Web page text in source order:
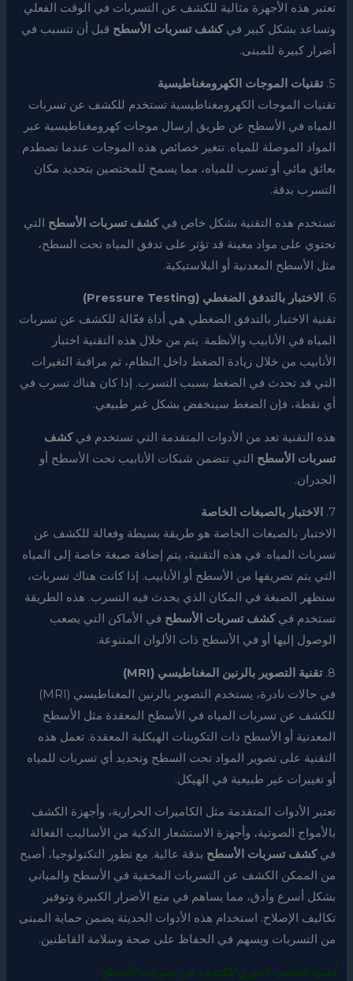
تعتبر هذه الأجهزة مثالية للكشف عن التسربات في الوقت الفعلي
وتساعد بشكل كبير فيكشف تسربات الأسطح قبل أن تتسبب في
أضرار كبيرة للمبنى.
5. تقنيات الموجات الكهرومغناطيسية
تقنيات الموجات الكهرومغناطيسية تستخدم للكشف عن تسربات
المياه في الأسطح عن طريق إرسال موجات كهرومغناطيسية عبر
المواد الموصلة للمياه. تتغير خصائص هذه الموجات عندما تصطدم
بعائق مائي أو تسرب للمياه، مما يسمح للمختصين بتحديد مكان
التسرب بدقة.
تستخدم هذه التقنية بشكل خاص فيكشف تسربات الأسطح التي
تحتوي على مواد معينة قد تؤثر على تدفق المياه تحت السطح،
مثل الأسطح المعدنية أو البلاستيكية.
6.
الاختبار بالتدفق الضغطي (Pressure Testing)
تقنية الاختبار بالتدفق الضغطي هي أداة فعّالة للكشف عن تسربات
المياه في الأنابيب والأنظمة. يتم من خلال هذه التقنية اختبار
الأنابيب من خلال زيادة الضغط داخل النظام، ثم مراقبة التغيرات
التي قد تحدث في الضغط بسبب التسرب. إذا كان هناك تسرب في
أي نقطة، فإن الضغط سينخفض بشكل غير طبيعي.
هذه التقنية تعد من الأدوات المتقدمة التي تستخدم فيكشف
تسربات الأسطح التي تتضمن شبكات الأنابيب تحت الأسطح أو
الجدران.
7.
الاختبار بالصبغات الخاصة
الاختبار بالصبغات الخاصة هو طريقة بسيطة وفعالة للكشف عن
تسربات المياه. في هذه التقنية، يتم إضافة صبغة خاصة إلى المياه
التي يتم تصريفها من الأسطح أو الأنابيب. إذا كانت هناك تسربات،
ستظهر الصبغة في المكان الذي يحدث فيه التسرب. هذه الطريقة
تستخدم فيكشف تسربات الأسطح في الأماكن التي يصعب
الوصول إليها أو في الأسطح ذات الألوان المتنوعة.
8. تقنية التصوير بالرنين المغناطيسي (MRI)
في حالات نادرة، يستخدم التصوير بالرنين المغناطيسي (MRI)
للكشف عن تسربات المياه في الأسطح المعقدة مثل الأسطح
المعدنية أو الأسطح ذات التكوينات الهيكلية المعقدة. تعمل هذه
التقنية على تصوير المواد تحت السطح وتحديد أي تسربات للمياه
أو تغييرات غير طبيعية في الهيكل.
تعتبر الأدوات المتقدمة مثل الكاميرات الحرارية، وأجهزة الكشف
بالأمواج الصوتية، وأجهزة الاستشعار الذكية من الأساليب الفعالة
فيكشف تسربات الأسطح بدقة عالية. مع تطور التكنولوجيا، أصبح
من الممكن الكشف عن التسربات المخفية في الأسطح والمباني
بشكل أسرع وأدق، مما يساهم في منع الأضرار الكبيرة وتوفير
تكاليف الإصلاح. استخدام هذه الأدوات الحديثة يضمن حماية المبنى
من التسربات ويسهم في الحفاظ على صحة وسلامة القاطنين.
أهمية الكشف الدوري للكشف عن تسربات الأسطح